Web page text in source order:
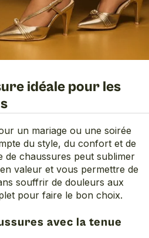
idéale pour les
un mariage ou une soirée
du style, du confort et de
de chaussures peut sublimer
valeur et vous permettre de
souffrir de douleurs aux
pour faire le bon choix.
avec la tenue